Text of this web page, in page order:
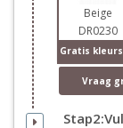
Beige
DR0230
Gratis
Vraag